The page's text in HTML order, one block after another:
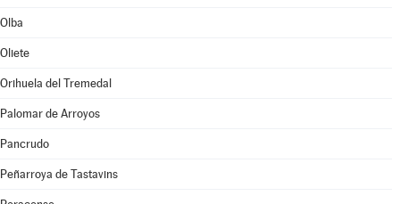
Olba
Oliete
Orihuela del Tremedal
Palomar de Arroyos
Pancrudo
Peñarroya de Tastavins